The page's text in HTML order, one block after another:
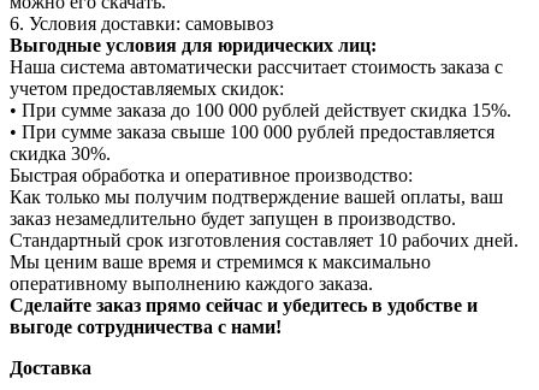
6. Условия доставки: самовывоз
Выгодные условия для юридических лиц:
Наша система автоматически рассчитает стоимость заказа с
учетом предоставляемых скидок:
• При сумме заказа до 100 000 рублей действует скидка 15%.
• При сумме заказа свыше 100 000 рублей предоставляется
скидка 30%.
Быстрая обработка и оперативное производство:
Как только мы получим подтверждение вашей оплаты, ваш
заказ незамедлительно будет запущен в производство.
Стандартный срок изготовления составляет 10 рабочих дней.
Мы ценим ваше время и стремимся к максимально
оперативному выполнению каждого заказа.
Сделайте заказ прямо сейчас и убедитесь в удобстве и
выгоде сотрудничества с нами!
Доставка